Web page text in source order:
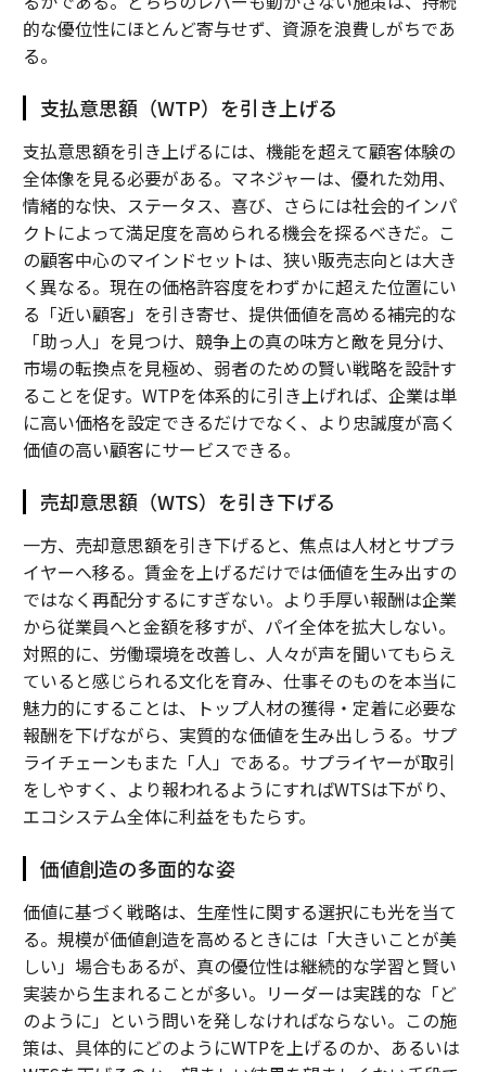
的な優位性にほとんど寄与せず、資源を浪費しがちであ
る。
支払意思額（WTP）を引き上げる
支払意思額を引き上げるには、機能を超えて顧客体験の
全体像を見る必要がある。マネジャーは、優れた効用、
情緒的な快、ステータス、喜び、さらには社会的インパ
クトによって満足度を高められる機会を探るべきだ。こ
の顧客中心のマインドセットは、狭い販売志向とは大き
く異なる。現在の価格許容度をわずかに超えた位置にい
る「近い顧客」を引き寄せ、提供価値を高める補完的な
「助っ人」を見つけ、競争上の真の味方と敵を見分け、
市場の転換点を見極め、弱者のための賢い戦略を設計す
ることを促す。WTPを体系的に引き上げれば、企業は単
に高い価格を設定できるだけでなく、より忠誠度が高く
価値の高い顧客にサービスできる。
売却意思額（WTS）を引き下げる
一方、売却意思額を引き下げると、焦点は人材とサプラ
イヤーへ移る。賃金を上げるだけでは価値を生み出すの
ではなく再配分するにすぎない。より手厚い報酬は企業
から従業員へと金額を移すが、パイ全体を拡大しない。
対照的に、労働環境を改善し、人々が声を聞いてもらえ
ていると感じられる文化を育み、仕事そのものを本当に
魅力的にすることは、トップ人材の獲得・定着に必要な
報酬を下げながら、実質的な価値を生み出しうる。サプ
ライチェーンもまた「人」である。サプライヤーが取引
をしやすく、より報われるようにすればWTSは下がり、
エコシステム全体に利益をもたらす。
価値創造の多面的な姿
価値に基づく戦略は、生産性に関する選択にも光を当て
る。規模が価値創造を高めるときには「大きいことが美
しい」場合もあるが、真の優位性は継続的な学習と賢い
実装から生まれることが多い。リーダーは実践的な「ど
のように」という問いを発しなければならない。この施
策は、具体的にどのようにWTPを上げるのか、あるいは